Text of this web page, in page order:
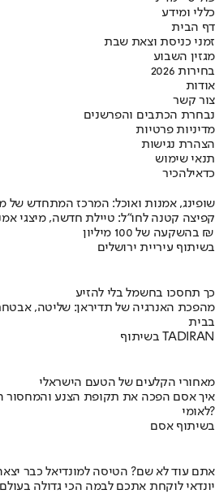
כללי ומידע
דף הבית
זמני כניסת וצאת שבת
מגזין השבוע
בחירות 2026
אודות
צור קשר
נבחרת הכתבים והפרשנים
מדיניות פרטיות
הצהרת נגישות
תנאי שימוש
כדאילהכיר
שופינג, אמנות ואוכל: המרכז המתחדש של
קפיצה קטנה לחו"ל: טיילת חדשה, מיצגי
בהשקעה של 100 מיליון ₪
בשיתוף עיריית ירושלים
כך תחסכו בחשמל בלי להזיע
מהפכת האנרגיה של תדיראן: שליטה,
בבית
בשיתוף TADIRAN
מאחורי הקלעים של הטעם הישראלי
לאומי?
בשיתוף אסם
אתם עוד לא שם? הטיסה למונדיאל כבר
יונדאי לוקחת אתכם לבמה הכי גדולה בעולם